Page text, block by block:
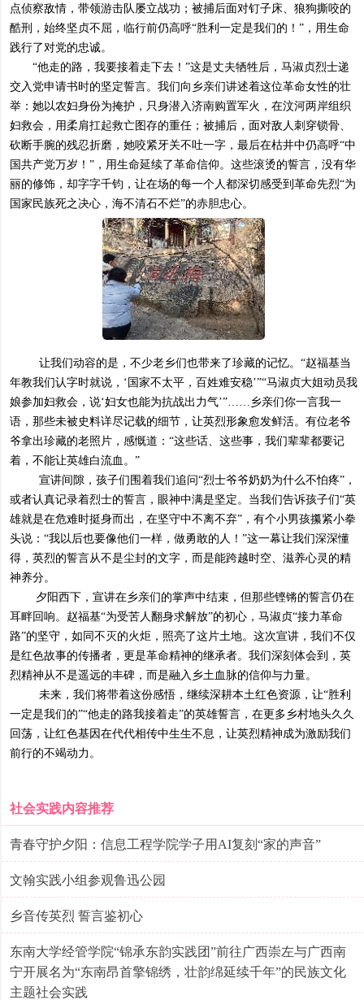
点侦察敌情，带领游击队屡立战功；被捕后面对钉子床、狼狗撕咬的
酷刑，始终坚贞不屈，临行前仍高呼“胜利一定是我们的！”，用生命
践行了对党的忠诚。
“他走的路，我要接着走下去！”这是丈夫牺牲后，马淑贞烈士递
交入党申请书时的坚定誓言。我们向乡亲们讲述着这位革命女性的壮
举：她以农妇身份为掩护，只身潜入济南购置军火，在汶河两岸组织
妇救会，用柔肩扛起救亡图存的重任；被捕后，面对敌人刺穿锁骨、
砍断手腕的残忍折磨，她咬紧牙关不吐一字，最后在枯井中仍高呼“中
国共产党万岁！”，用生命延续了革命信仰。这些滚烫的誓言，没有华
丽的修饰，却字字千钧，让在场的每一个人都深切感受到革命先烈“为
国家民族死之决心，海不清石不烂”的赤胆忠心。
让我们动容的是，不少老乡们也带来了珍藏的记忆。“赵福基当
年教我们认字时就说，‘国家不太平，百姓难安稳’”“马淑贞大姐动员我
娘参加妇救会，说‘妇女也能为抗战出力气’”……乡亲们你一言我一
语，那些未被史料详尽记载的细节，让英烈形象愈发鲜活。有位老爷
爷拿出珍藏的老照片，感慨道：“这些话、这些事，我们辈辈都要记
着，不能让英雄白流血。”
宣讲间隙，孩子们围着我们追问“烈士爷爷奶奶为什么不怕疼”，
或者认真记录着烈士的誓言，眼神中满是坚定。当我们告诉孩子们“英
雄就是在危难时挺身而出，在坚守中不离不弃”，有个小男孩攥紧小拳
头说：“我以后也要像他们一样，做勇敢的人！”这一幕让我们深深懂
得，英烈的誓言从不是尘封的文字，而是能跨越时空、滋养心灵的精
神养分。
夕阳西下，宣讲在乡亲们的掌声中结束，但那些铿锵的誓言仍在
耳畔回响。赵福基“为受苦人翻身求解放”的初心，马淑贞“接力革命
路”的坚守，如同不灭的火炬，照亮了这片土地。这次宣讲，我们不仅
是红色故事的传播者，更是革命精神的继承者。我们深刻体会到，英
烈精神从不是遥远的丰碑，而是融入乡土血脉的信仰与力量。
未来，我们将带着这份感悟，继续深耕本土红色资源，让“胜利
一定是我们的”“他走的路我接着走”的英雄誓言，在更多乡村地头久久
回荡，让红色基因在代代相传中生生不息，让英烈精神成为激励我们
前行的不竭动力。
社会实践内容推荐
青春守护夕阳：信息工程学院学子用AI复刻“家的声音”
文翰实践小组参观鲁迅公园
乡音传英烈 誓言鉴初心
东南大学经管学院“锦承东韵实践团”前往广西崇左与广西南
宁开展名为“东南昂首擎锦绣，壮韵绵延续千年”的民族文化
主题社会实践